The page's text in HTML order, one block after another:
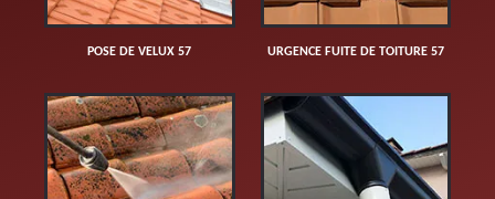
POSE DE VELUX 57 URGENCE FUITE DE TOITURE 57